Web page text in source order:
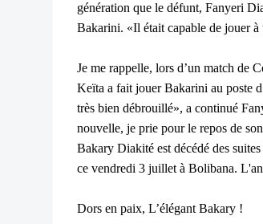
génération que le défunt, Fanyeri
Bakarini. «Il était capable de jouer à
Je me rappelle, lors d’un match de
Keïta a fait jouer Bakarini au poste
très bien débrouillé», a continué
nouvelle, je prie pour le repos de
Bakary Diakité est décédé des
ce vendredi 3 juillet à Bolibana.
Dors en paix, L’élégant Bakary !